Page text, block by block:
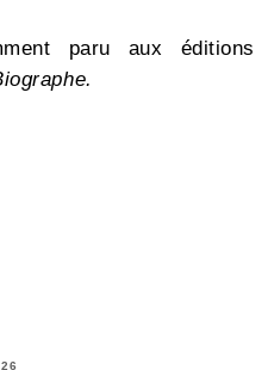
paru aux éditions